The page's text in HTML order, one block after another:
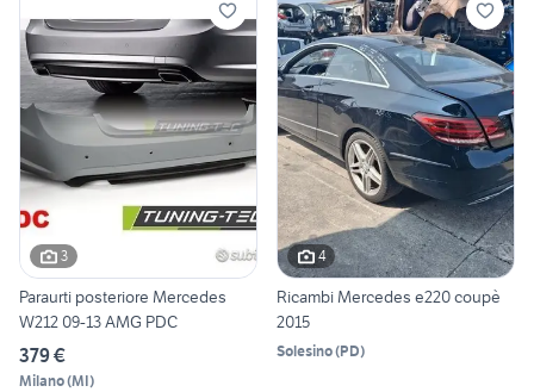
3
Paraurti posteriore Mercedes
W212 09-13 AMG PDC
379 €
Milano(MI)
4
Ricambi Mercedes e220 coupè
2015
Solesino(PD)